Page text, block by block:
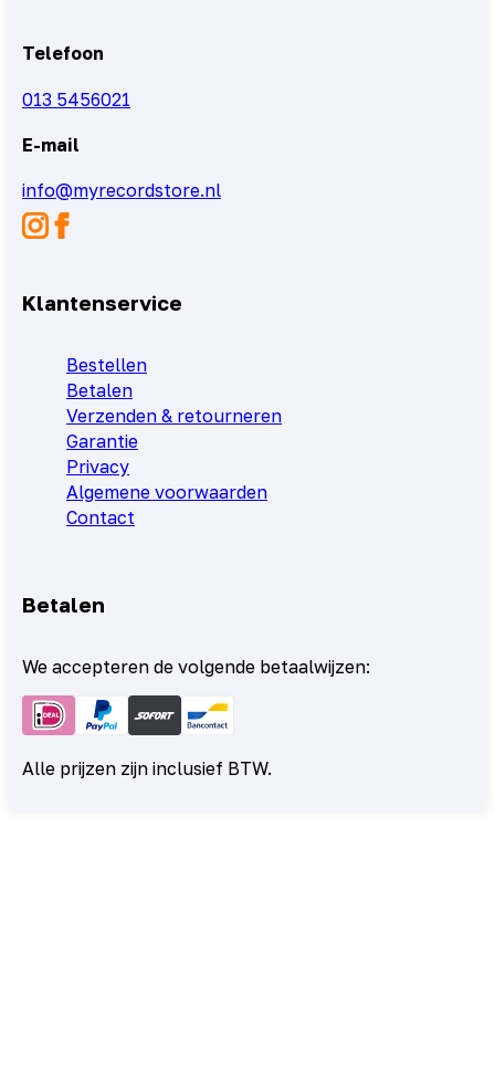
Telefoon
013 5456021
E-mail
info@myrecordstore.nl
Klantenservice
Bestellen
Betalen
Verzenden & retourneren
Garantie
Privacy
Algemene voorwaarden
Contact
Betalen
We accepteren de volgende betaalwijzen:
Alle prijzen zijn inclusief BTW.